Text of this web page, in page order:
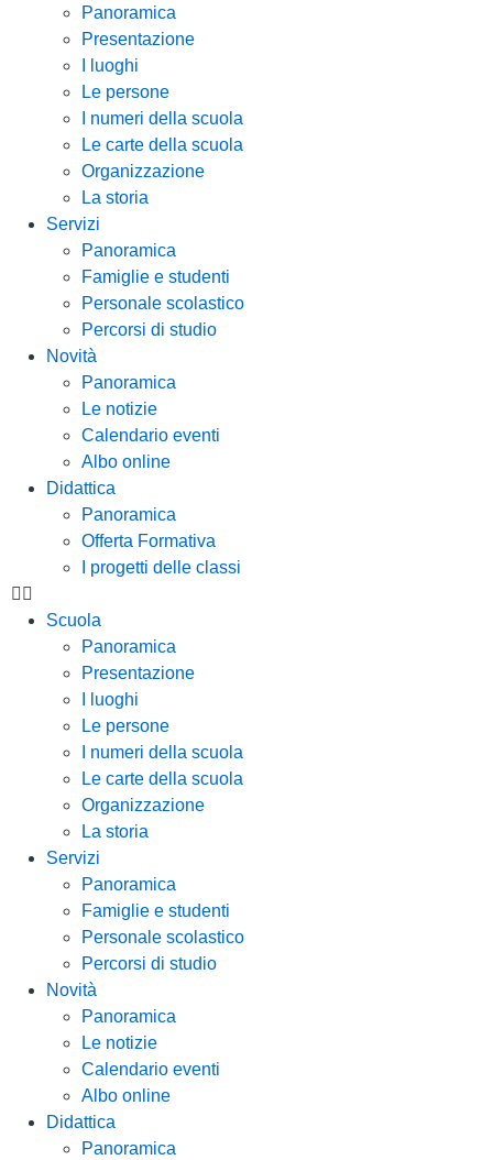
Panoramica
Presentazione
I luoghi
Le persone
I numeri della scuola
Le carte della scuola
Organizzazione
La storia
Servizi
Panoramica
Famiglie e studenti
Personale scolastico
Percorsi di studio
Novità
Panoramica
Le notizie
Calendario eventi
Albo online
Didattica
Panoramica
Offerta Formativa
I progetti delle classi
Scuola
Panoramica
Presentazione
I luoghi
Le persone
I numeri della scuola
Le carte della scuola
Organizzazione
La storia
Servizi
Panoramica
Famiglie e studenti
Personale scolastico
Percorsi di studio
Novità
Panoramica
Le notizie
Calendario eventi
Albo online
Didattica
Panoramica